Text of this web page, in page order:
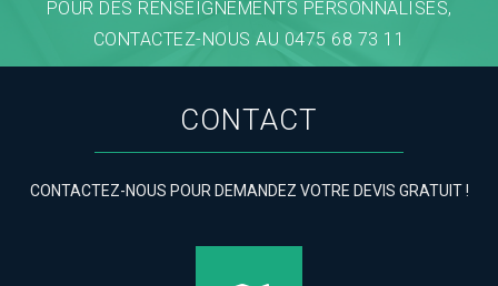
POUR DES RENSEIGNEMENTS PERSONNALISÉS,
CONTACTEZ-NOUS AU 0475 68 73 11
CONTACT
CONTACTEZ-NOUS POUR DEMANDEZ VOTRE DEVIS GRATUIT !